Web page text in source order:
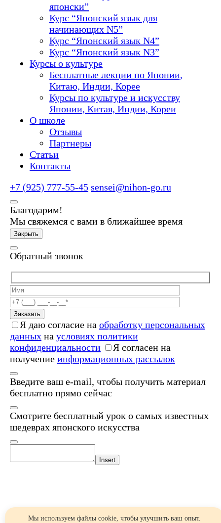
японски”
Курс “Японский язык для
начинающих N5”
Курс “Японский язык N4”
Курс “Японский язык N3”
Курсы о культуре
Бесплатные лекции по Японии,
Китаю, Индии, Корее
Курсы по культуре и искусству
Японии, Китая, Индии, Кореи
О школе
Отзывы
Партнеры
Статьи
Контакты
+7 (925) 777-55-45 sensei@nihon-go.ru
Благодарим!
Мы свяжемся с вами в ближайшее время
Закрыть
Обратный звонок
Заказать
Я даю согласие на обработку персональных
данных на условиях политики
конфиденциальности
Я согласен на
получение информационных рассылок
Введите ваш e-mail, чтобы получить материал
бесплатно прямо сейчас
Смотрите бесплатный урок о самых известных
шедеврах японского искусства
Insert
Мы используем файлы cookie, чтобы улучшить ваш опыт.